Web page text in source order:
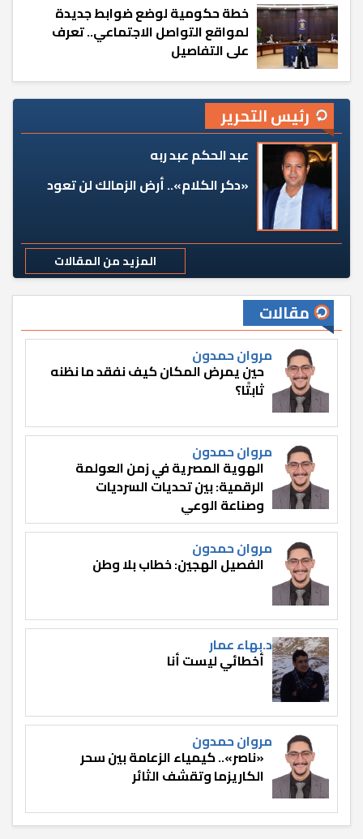
خطة حكومية لوضع ضوابط جديدة
لمواقع التواصل الاجتماعي.. تعرف
على التفاصيل
رئيس التحرير
عبد الحكم عبد ربه
«دكر الكلام».. أرض الزمالك لن تعود
المزيد من المقالات
مقالات
مروان حمدون
حين يمرض المكان كيف نفقد ما نظنه
ثابتًا؟
مروان حمدون
الهوية المصرية في زمن العولمة
الرقمية: بين تحديات السرديات
وصناعة الوعي
مروان حمدون
الفصيل الهجين: خطاب بلا وطن
د.بهاء عمار
أخطائي ليست أنا
مروان حمدون
«ناصر».. كيمياء الزعامة بين سحر
الكاريزما وتقشف الثائر